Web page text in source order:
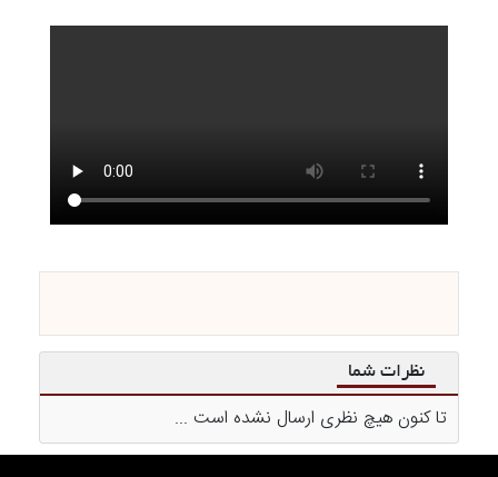
نظرات شما
تا کنون هیچ نظری ارسال نشده است ...